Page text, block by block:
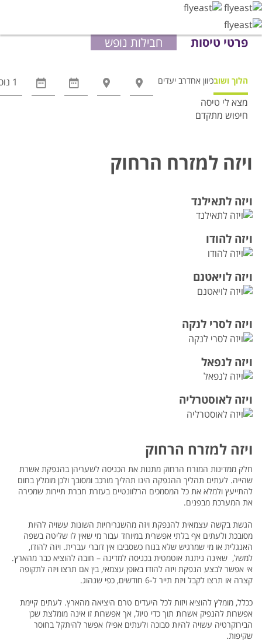
פרטי טיסות חבילות נופש
הלוך ושובכיוון אחדרב יעדים
מצא לי טיסה
חיפוש מתקדם
הנוספות
מוצגות
ויזה למזרח הרחוק
ויזה לתאילנד
ויזה להודו
ויזה לויאטנם
ויזה לסרי לנקה
ויזה לנפאל
ויזה לאוסטרליה
ויזה למזרח הרחוק
חלק ממדינות המזרח הרחוק מתנות את הכניסה לשעריהן בהנפקת אשרת
שהייה. לעתים תהליך ההנפקה הינו תהליך מורכב ומסובך ולכן מומלץ בחום
להתייעץ ולמלא את כל המסמכים הרלוונטיים בעזרת חברת תיירות שמכירה
את המערכת מבפנים.
הגשת בקשה עצמאית להנפקת ויזה מהשגרירויות השונות עשויה להיות
מסובכת ולעתים אף בלתי אפשרית במיוחד עבור מי שאין לו שליטה בשפה
האנגלית או מי שמרגיש שלא בנוח כשסביבו אין דוברי עברית. ויזה להודו,
למשל, שאינה ניתנת אוטמטית בכניסה למדינה – חובה להוציא כבר מהארץ.
אי אפשר לבצע הנפקת ויזה להודו באופן עצמאי, בין אם תרצו ויזה לתקופה
קצרה או תרצו לקבל ויזת תייר ל-6 חודשים, כפי שנהוג.
ככלל, מומלץ להוציא ויזות לכל היעדים טרם היציאה מהארץ. לעתים קיימת
אפשרות להנפיק אשרות תוך כדי טיול, אך אפשרות זו אינה מומלצת שכן
הבירוקרטיה עשויה להיות סבוכה ולעתים אפילו אפשר להיתקל בחוסר
שקיפות.